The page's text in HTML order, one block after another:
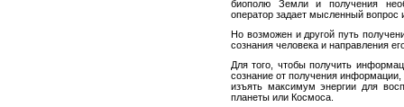
био­полю Земли и получения
оператор задает мысленный
Но возможен и другой путь
сознания человека и направления
Для того, чтобы получить
сознание от получения информации,
изъять максимум энер­гии для
планеты или Космоса.